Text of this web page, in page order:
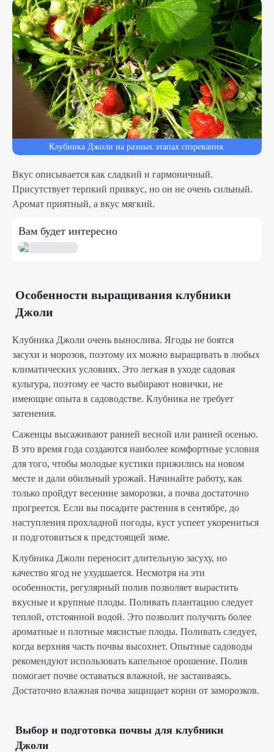
Клубника Джоли на разных этапах созревания.
Вкус описывается как сладкий и гармоничный.
Присутствует терпкий привкус, но он не очень сильный.
Аромат приятный, а вкус мягкий.
Вам будет интересно
Особенности выращивания клубники
Джоли
Клубника Джоли очень вынослива. Ягоды не боятся
засухи и морозов, поэтому их можно выращивать в любых
климатических условиях. Это легкая в уходе садовая
культура, поэтому ее часто выбирают новички, не
имеющие опыта в садоводстве. Клубника не требует
затенения.
Саженцы высаживают ранней весной или ранней осенью.
В это время года создаются наиболее комфортные условия
для того, чтобы молодые кустики прижились на новом
месте и дали обильный урожай. Начинайте работу, как
только пройдут весенние заморозки, а почва достаточно
прогреется. Если вы посадите растения в сентябре, до
наступления прохладной погоды, куст успеет укорениться
и подготовиться к предстоящей зиме.
Клубника Джоли переносит длительную засуху, но
качество ягод не ухудшается. Несмотря на эти
особенности, регулярный полив позволяет вырастить
вкусные и крупные плоды. Поливать плантацию следует
теплой, отстоянной водой. Это позволит получить более
ароматные и плотные мясистые плоды. Поливать следует,
когда верхняя часть почвы высохнет. Опытные садоводы
рекомендуют использовать капельное орошение. Полив
помогает почве оставаться влажной, не застаиваясь.
Достаточно влажная почва защищает корни от заморозков.
Выбор и подготовка почвы для клубники
Джоли